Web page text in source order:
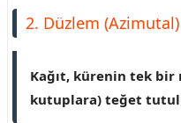
2. Düzlem
Kağıt, kürenin tek bir
kutuplara) teğet